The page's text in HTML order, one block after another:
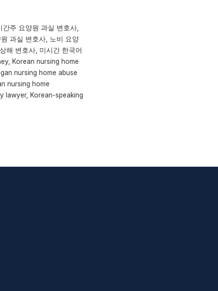
주 요양원 과실 변호사,
과실 변호사, 노비 요양
해 변호사, 미시간 한국어
Korean nursing home
nursing home abuse
nursing home
lawyer, Korean-speaking